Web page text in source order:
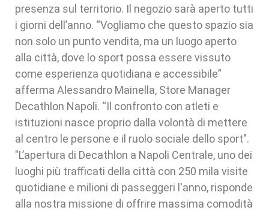
presenza sul territorio. Il negozio sarà aperto tutti
i giorni dell’anno. “Vogliamo che questo spazio sia
non solo un punto vendita, ma un luogo aperto
alla città, dove lo sport possa essere vissuto
come esperienza quotidiana e accessibile”
afferma Alessandro Mainella, Store Manager
Decathlon Napoli. “Il confronto con atleti e
istituzioni nasce proprio dalla volontà di mettere
al centro le persone e il ruolo sociale dello sport".
"L’apertura di Decathlon a Napoli Centrale, uno dei
luoghi più trafficati della città con 250 mila visite
quotidiane e milioni di passeggeri l'anno, risponde
alla nostra missione di offrire massima comodità